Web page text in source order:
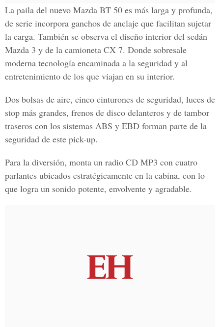
La paila del nuevo Mazda BT 50 es más larga y profunda,
de serie incorpora ganchos de anclaje que facilitan sujetar
la carga. También se observa el diseño interior del sedán
Mazda 3 y de la camioneta CX 7. Donde sobresale
moderna tecnología encaminada a la seguridad y al
entretenimiento de los que viajan en su interior.
Dos bolsas de aire, cinco cinturones de seguridad, luces de
stop más grandes, frenos de disco delanteros y de tambor
traseros con los sistemas ABS y EBD forman parte de la
seguridad de este pick-up.
Para la diversión, monta un radio CD MP3 con cuatro
parlantes ubicados estratégicamente en la cabina, con lo
que logra un sonido potente, envolvente y agradable.